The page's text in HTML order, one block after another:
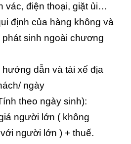
vác, điện thoại, giặt ủi…
định của hàng không và
sinh ngoài chương
dẫn và tài xế địa
ngày
theo ngày sinh):
người lớn ( không
người lớn ) + thuế.